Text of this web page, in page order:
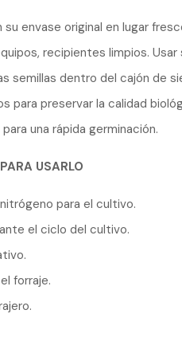
envase original en lugar
recipientes limpios.
semillas dentro del cajón de
para preservar la calidad
una rápida germinación.
USARLO
para el cultivo.
el ciclo del cultivo.
forraje.